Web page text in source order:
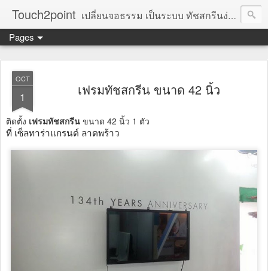
Touch2point เปลี่ยนจอธรรม เป็นระบบ ทัชสกรีนง่าย ๆ เพียงแค่ติดตั้งเฟรมทัชสกรีน เข้ากับตัว TV / Monitor และต่อสาย USB กับคอมพิวเตอร์เท่านั้น ก็สามารถเปลี่ยนเป็นระบบทัชสกรีนได้ทันที ไม่ต้องลงโปรแกรมเพิ่ม เหมาะกับการนำเสนองาน ออกบูตแสดงสินค้า อบรมสัมนา และงานอื่นๆ : โอ๋ 081-534-4395 , แมค 092-710-9569
Pages
OCT
1 เฟรมทัชสกรีน ขนาด 42 นิ้ว
ติดตั้ง เฟรมทัชสกรีน ขนาด 42 นิ้ว 1 ตัว
ที่ เซ็ลทาร่าแกรนด์ ลาดพร้าว